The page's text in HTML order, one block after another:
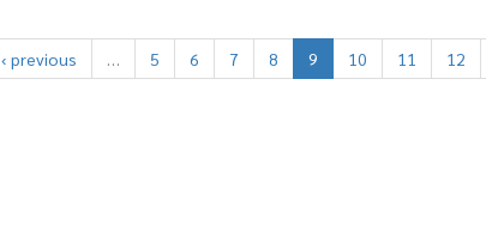
‹ previous … 5 6 7 8 9 10 11 12